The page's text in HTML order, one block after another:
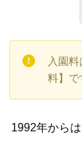
入園
料】で
1992年から